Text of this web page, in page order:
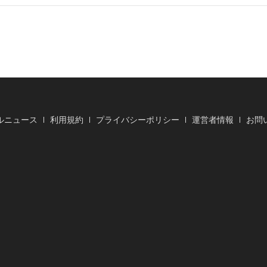
ニュース 利用規約 プライバシーポリシー 運営者情報 お問